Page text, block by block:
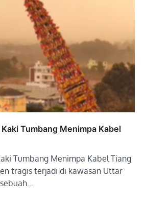
Tumbang Menimpa Kabel
Tumbang Menimpa Kabel Tiang
tragis terjadi di kawasan Uttar